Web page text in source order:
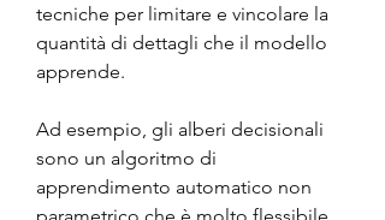
tecniche per limitare e vincolare la
quantità di dettagli che il modello
apprende.
Ad esempio, gli alberi decisionali
sono un algoritmo di
apprendimento automatico non
parametrico che è molto flessibile